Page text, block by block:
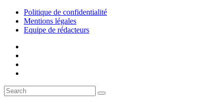
Politique de confidentialité
Mentions légales
Equipe de rédacteurs